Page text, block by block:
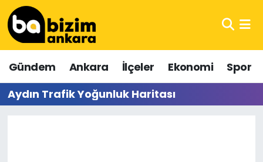
Gündem Ankara İlçeler Ekonomi
Spor
Aydın Trafik Yoğunluk Haritası
Hava Durumu
Trafik Durumu
Süper Lig Puan Durumu ve Fikstür